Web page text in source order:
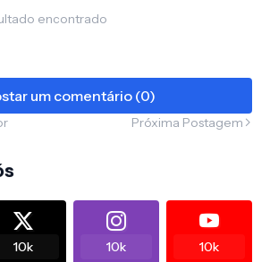
encontrado
um comentário (0)
Próxima Postagem
10k 10k 10k